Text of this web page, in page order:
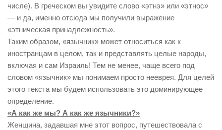
числе). В греческом вы увидите слово «этнэ» или «этнос»
— и да, именно отсюда мы получили выражение
«этническая принадлежность».
Таким образом, «язычник» может относиться как к
иностранцам в целом, так и представлять целые народы,
включая и сам Израиль! Тем не менее, чаще всего под
словом «язычник» мы понимаем просто нееврея. Для целей
этого текста мы будем использовать это доминирующее
определение.
«А как же мы? А как же язычники?»
Женщина, задавшая мне этот вопрос, путешествовала с